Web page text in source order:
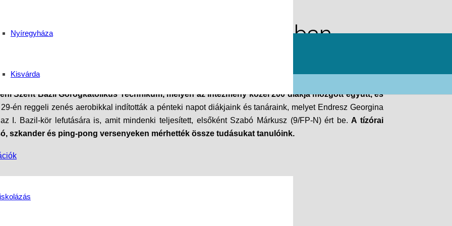
Nyíregyháza
Kisvárda
Nap a debreceni Szent Bazilban
Szent Bazil Görögkatolikus Technikum, melyen az intézmény közel 200 diákja mozgott együtt, és
én reggeli zenés aerobikkal indították a pénteki napot diákjaink és tanáraink, melyet Endresz Georgina
I. Bazil-kör lefutására is, amit mindenki teljesített, elsőként Szabó Márkusz (9/FP-N) ért be. A tízórai
szkander és ping-pong versenyeken mérhették össze tudásukat tanulóink.